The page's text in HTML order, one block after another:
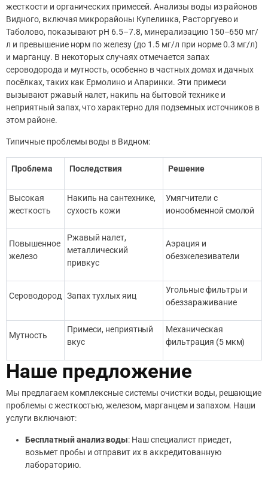
жесткости и органических примесей. Анализы воды из районов
Видного, включая микрорайоны Купелинка, Расторгуево и
Таболово, показывают pH 6.5–7.8, минерализацию 150–650 мг/
л и превышение норм по железу (до 1.5 мг/л при норме 0.3 мг/л)
и марганцу. В некоторых случаях отмечается запах
сероводорода и мутность, особенно в частных домах и дачных
посёлках, таких как Ермолино и Апаринки. Эти примеси
вызывают ржавый налет, накипь на бытовой технике и
неприятный запах, что характерно для подземных источников в
этом районе.
Типичные проблемы воды в Видном:
Проблема Последствия Решение
Высокая
жесткость
Накипь на сантехнике,
сухость кожи
Умягчители с
ионообменной смолой
Повышенное
железо
Ржавый налет,
металлический
привкус
Аэрация и
обезжелезиватели
Сероводород Запах тухлых яиц
Угольные фильтры и
обеззараживание
Мутность
Примеси, неприятный
вкус
Механическая
фильтрация (5 мкм)
Наше предложение
Мы предлагаем комплексные системы очистки воды, решающие
проблемы с жесткостью, железом, марганцем и запахом. Наши
услуги включают:
Бесплатный анализ воды: Наш специалист приедет,
возьмет пробы и отправит их в аккредитованную
лабораторию.